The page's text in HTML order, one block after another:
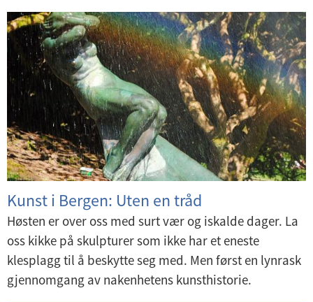
Kunst i Bergen: Uten en tråd
Høsten er over oss med surt vær og iskalde dager. La
oss kikke på skulpturer som ikke har et eneste
klesplagg til å beskytte seg med. Men først en lynrask
gjennomgang av nakenhetens kunsthistorie.